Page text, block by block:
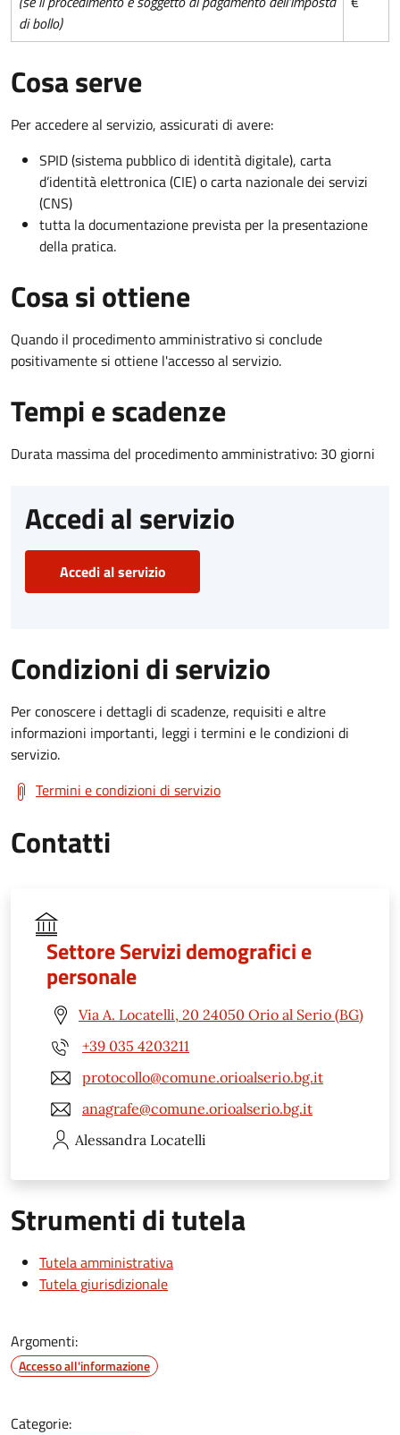
di bollo)
Cosa serve
Per accedere al servizio, assicurati di avere:
SPID (sistema pubblico di identità digitale), carta
d’identità elettronica (CIE) o carta nazionale dei servizi
(CNS)
tutta la documentazione prevista per la presentazione
della pratica.
Cosa si ottiene
Quando il procedimento amministrativo si conclude
positivamente si ottiene l'accesso al servizio.
Tempi e scadenze
Durata massima del procedimento amministrativo: 30 giorni
Accedi al servizio
Accedi al servizio
Condizioni di servizio
Per conoscere i dettagli di scadenze, requisiti e altre
informazioni importanti, leggi i termini e le condizioni di
servizio.
Termini e condizioni di servizio
Contatti
Settore Servizi demografici e
personale
Via A. Locatelli, 20 24050 Orio al Serio (BG)
+39 035 4203211
protocollo@comune.orioalserio.bg.it
anagrafe@comune.orioalserio.bg.it
Alessandra Locatelli
Strumenti di tutela
Tutela amministrativa
Tutela giurisdizionale
Argomenti:
Accesso all'informazione
Categorie: